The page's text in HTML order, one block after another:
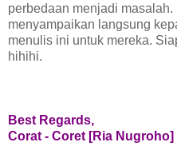
perbedaan menjadi
menyampaikan langsung
menulis ini untuk mereka.
hihihi.
Best Regards,
Corat - Coret [Ria Nugroho]